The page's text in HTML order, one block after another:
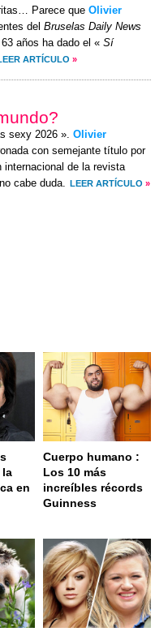
Parece que Olivier
del Bruselas Daily News
años ha dado el « Sí
ARTÍCULO »
sexy 2026 ». Olivier
con semejante título por
internacional de la revista
cabe duda.
LEER ARTÍCULO »
la
en
Cuerpo humano :
Los 10 más
increíbles récords
Guinness